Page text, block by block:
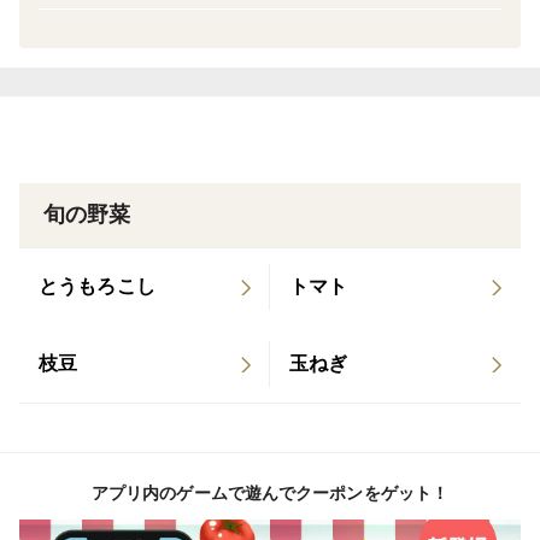
旬の野菜
とうもろこし トマト
枝豆 玉ねぎ
アプリ内のゲームで遊んでクーポンをゲット！